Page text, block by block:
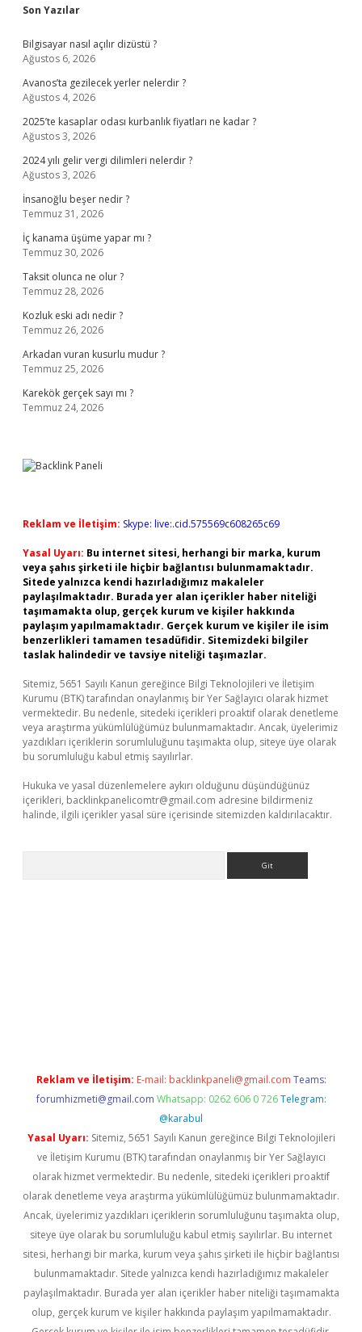
Sidebar
Son Yazılar
Bilgisayar nasıl açılır dizüstü ?
Ağustos 6, 2026
Avanos’ta gezilecek yerler nelerdir ?
Ağustos 4, 2026
2025’te kasaplar odası kurbanlık fiyatları ne kadar ?
Ağustos 3, 2026
2024 yılı gelir vergi dilimleri nelerdir ?
Ağustos 3, 2026
İnsanoğlu beşer nedir ?
Temmuz 31, 2026
İç kanama üşüme yapar mı ?
Temmuz 30, 2026
Taksit olunca ne olur ?
Temmuz 28, 2026
Kozluk eski adı nedir ?
Temmuz 26, 2026
Arkadan vuran kusurlu mudur ?
Temmuz 25, 2026
Karekök gerçek sayı mı ?
Temmuz 24, 2026
Reklam ve İletişim: Skype: live:.cid.575569c608265c69
Yasal Uyarı: Bu internet sitesi, herhangi bir marka, kurum
veya şahıs şirketi ile hiçbir bağlantısı bulunmamaktadır.
Sitede yalnızca kendi hazırladığımız makaleler
paylaşılmaktadır. Burada yer alan içerikler haber niteliği
taşımamakta olup, gerçek kurum ve kişiler hakkında
paylaşım yapılmamaktadır. Gerçek kurum ve kişiler ile isim
benzerlikleri tamamen tesadüfidir. Sitemizdeki bilgiler
taslak halindedir ve tavsiye niteliği taşımazlar.
Sitemiz, 5651 Sayılı Kanun gereğince Bilgi Teknolojileri ve İletişim
Kurumu (BTK) tarafından onaylanmış bir Yer Sağlayıcı olarak hizmet
vermektedir. Bu nedenle, sitedeki içerikleri proaktif olarak denetleme
veya araştırma yükümlülüğümüz bulunmamaktadır. Ancak, üyelerimiz
yazdıkları içeriklerin sorumluluğunu taşımakta olup, siteye üye olarak
bu sorumluluğu kabul etmiş sayılırlar.
Hukuka ve yasal düzenlemelere aykırı olduğunu düşündüğünüz
içerikleri, backlinkpanelicomtr@gmail.com adresine bildirmeniz
halinde, ilgili içerikler yasal süre içerisinde sitemizden kaldırılacaktır.
Reklam ve İletişim: E-mail: backlinkpaneli@gmail.com Teams:
forumhizmeti@gmail.com Whatsapp: 0262 606 0 726 Telegram:
@karabul
Yasal Uyarı: Sitemiz, 5651 Sayılı Kanun gereğince Bilgi Teknolojileri
ve İletişim Kurumu (BTK) tarafından onaylanmış bir Yer Sağlayıcı
olarak hizmet vermektedir. Bu nedenle, sitedeki içerikleri proaktif
olarak denetleme veya araştırma yükümlülüğümüz bulunmamaktadır.
Ancak, üyelerimiz yazdıkları içeriklerin sorumluluğunu taşımakta olup,
siteye üye olarak bu sorumluluğu kabul etmiş sayılırlar. Bu internet
sitesi, herhangi bir marka, kurum veya şahıs şirketi ile hiçbir bağlantısı
bulunmamaktadır. Sitede yalnızca kendi hazırladığımız makaleler
paylaşılmaktadır. Burada yer alan içerikler haber niteliği taşımamakta
olup, gerçek kurum ve kişiler hakkında paylaşım yapılmamaktadır.